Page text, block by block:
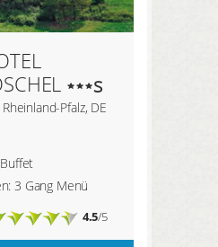
s
Pfalz, DE
3 Gang Menü
4.5/5